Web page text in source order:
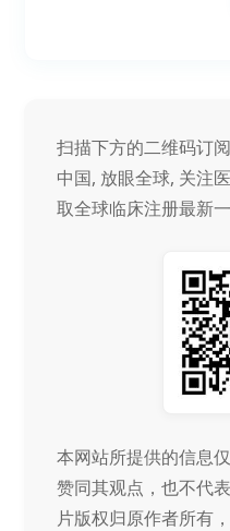
扫描下方的二维码订
中国, 放眼全球, 关注
取全球临床注册最新一
本网站所提供的信息
赞同其观点，也不代
片版权归原作者所有